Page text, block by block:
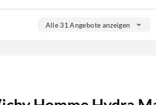
Alle 31 Angebote anzeigen